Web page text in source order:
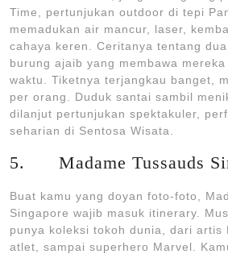
Time, pertunjukan outdoor di tepi
memadukan air mancur, laser,
cahaya keren. Ceritanya tentang
burung ajaib yang membawa
waktu. Tiketnya terjangkau banget,
per orang. Duduk santai sambil
dilanjut pertunjukan spektakuler,
seharian di Sentosa Wisata.
5. Madame Tussauds
Buat kamu yang doyan foto-foto,
Singapore wajib masuk itinerary.
punya koleksi tokoh dunia, dari artis
atlet, sampai superhero Marvel.